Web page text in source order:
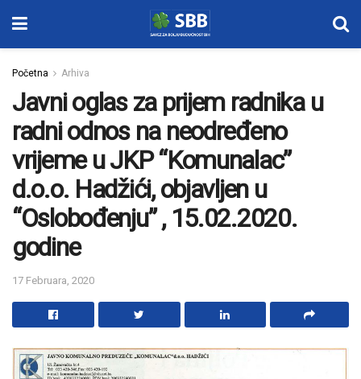
Početna Arhiva
Javni oglas za prijem radnika u
radni odnos na neodređeno
vrijeme u JKP “Komunalac”
d.o.o. Hadžići, objavljen u
“Oslobođenju” , 15.02.2020.
godine
17 Februara, 2020